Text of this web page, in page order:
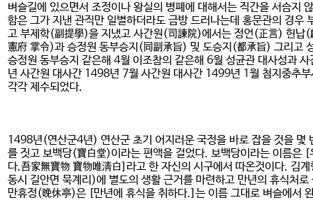
벼슬길에 있으면서 조정이나 왕실의 병폐에 대해서는 직간을 서슴지
함은 그가 지낸 관직만 일별하더라도 금방 드러나는데 홍문관의 경
고 부제학(副提學)을 지냈고 사간원(司諫院)에서는 정언(正言) 헌
憲府 掌令)과 승정원 동부승지(同副承旨) 및 도승지(都承旨) 그리
승정원 동부승지 같은해 4월 이조참의 같은해 6월 성균관 대사성과
년 사간원 대사간 1498년 7월 사간원 대사간 1499년 1월 첨지중추
각각 제수되었다.
1498년(연산군4년) 연산군 초기 어지러운 국정을 바로 잡을 것을 몇
를 짓고 보백당(寶白堂)이라는 편액을 걸었다. 보백당이라는 이름은
다.吾家無寶物 寶物唯淸白]라고 한 자신의 시구에서 따온것이다.
동시 길안면 묵계리)에 별도의 생활 근거를 마련하고 만년의 휴식처
만휴정(晩休亭)은 [만년에 휴식을 취하다.]는 이름 그대로 벼슬에서